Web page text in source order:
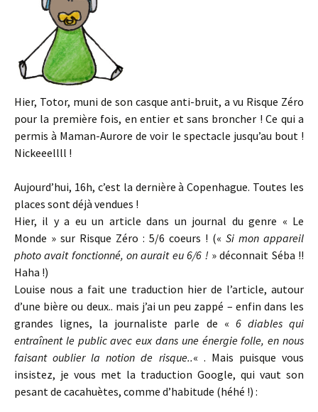
Hier, Totor, muni de son casque anti-bruit, a vu Risque Zéro
pour la première fois, en entier et sans broncher ! Ce qui a
permis à Maman-Aurore de voir le spectacle jusqu’au bout !
Nickeeellll !
Aujourd’hui, 16h, c’est la dernière à Copenhague. Toutes les
places sont déjà vendues !
Hier, il y a eu un article dans un journal du genre « Le
Monde » sur Risque Zéro : 5/6 coeurs ! (« Si mon appareil
photo avait fonctionné, on aurait eu 6/6 ! » déconnait Séba !!
Haha !)
Louise nous a fait une traduction hier de l’article, autour
d’une bière ou deux.. mais j’ai un peu zappé – enfin dans les
grandes lignes, la journaliste parle de « 6 diables qui
entraînent le public avec eux dans une énergie folle, en nous
faisant oublier la notion de risque..« . Mais puisque vous
insistez, je vous met la traduction Google, qui vaut son
pesant de cacahuètes, comme d’habitude (héhé !) :